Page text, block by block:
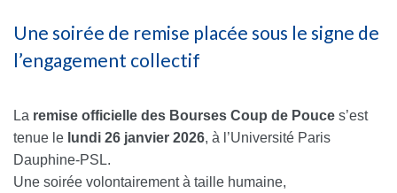
Une soirée de remise placée sous le signe de
l’engagement collectif
La remise officielle des Bourses Coup de Pouce s’est
tenue le lundi 26 janvier 2026, à l’Université Paris
Dauphine-PSL.
Une soirée volontairement à taille humaine,